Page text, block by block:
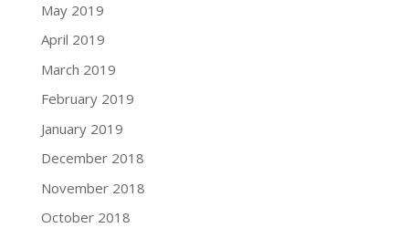
May 2019
April 2019
March 2019
February 2019
January 2019
December 2018
November 2018
October 2018